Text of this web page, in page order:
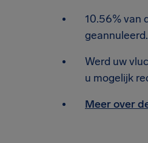
10.56% van
geannuleerd.
Werd uw
u mogelijk
Meer over